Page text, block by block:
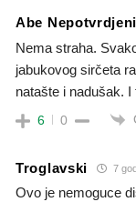
Abe Nepotvrdjeni
Nema straha.
jabukovog sirčeta
natašte i nadušak. I
6 0
Troglavski 7
Ovo je nemoguce